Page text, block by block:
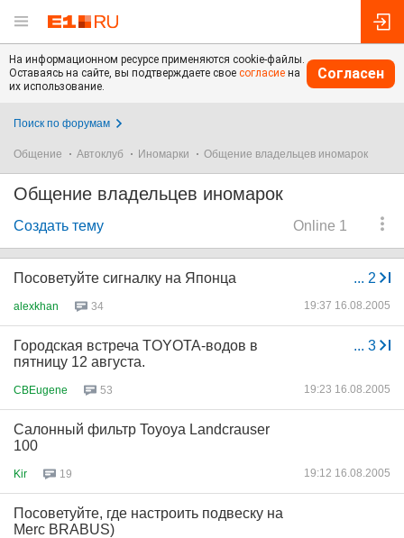
На информационном ресурсе применяются cookie-файлы.
Оставаясь на сайте, вы подтверждаете свое согласие на
их использование.
Согласен
Поиск по форумам
Общение Автоклуб Иномарки Общение владельцев иномарок
Общение владельцев иномарок
Online 1
Создать тему
... 2
Посоветуйте сигналку на Японца
alexkhan 34 19:37 16.08.2005
... 3
Городская встреча TOYOTA-водов в
пятницу 12 августа.
CBEugene 53 19:23 16.08.2005
Салонный фильтр Toyoya Landcrauser
100
Kir 19 19:12 16.08.2005
Посоветуйте, где настроить подвеску на
Merc BRABUS)